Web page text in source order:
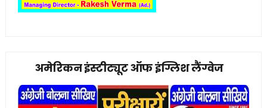
अमेरिकन इंस्टीट्यूट ऑफ इंग्लिश लैंग्वेज